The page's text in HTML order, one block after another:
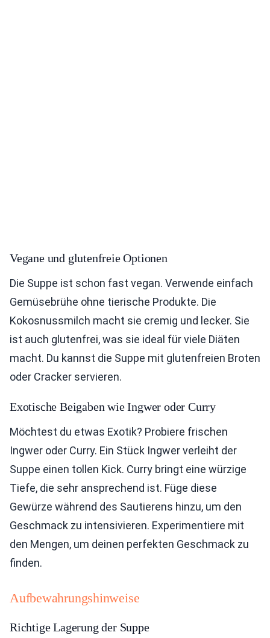
Vegane und glutenfreie Optionen
Die Suppe ist schon fast vegan. Verwende einfach
Gemüsebrühe ohne tierische Produkte. Die
Kokosnussmilch macht sie cremig und lecker. Sie
ist auch glutenfrei, was sie ideal für viele Diäten
macht. Du kannst die Suppe mit glutenfreien Broten
oder Cracker servieren.
Exotische Beigaben wie Ingwer oder Curry
Möchtest du etwas Exotik? Probiere frischen
Ingwer oder Curry. Ein Stück Ingwer verleiht der
Suppe einen tollen Kick. Curry bringt eine würzige
Tiefe, die sehr ansprechend ist. Füge diese
Gewürze während des Sautierens hinzu, um den
Geschmack zu intensivieren. Experimentiere mit
den Mengen, um deinen perfekten Geschmack zu
finden.
Aufbewahrungshinweise
Richtige Lagerung der Suppe